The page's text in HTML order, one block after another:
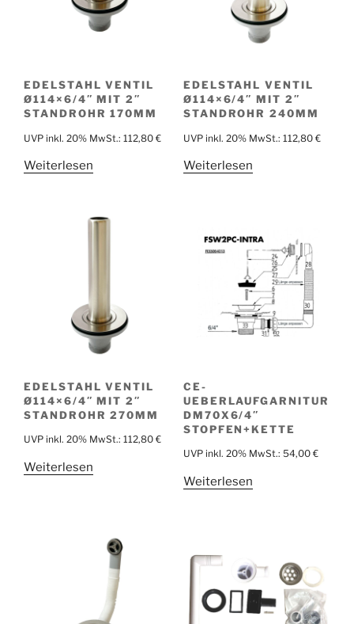
EDELSTAHL VENTIL
Ø114×6/4″ MIT 2″
STANDROHR 170MM
UVP inkl. 20% MwSt.: 112,80 €
Weiterlesen
EDELSTAHL VENTIL
Ø114×6/4″ MIT 2″
STANDROHR 240MM
UVP inkl. 20% MwSt.: 112,80 €
Weiterlesen
EDELSTAHL VENTIL
Ø114×6/4″ MIT 2″
STANDROHR 270MM
UVP inkl. 20% MwSt.: 112,80 €
Weiterlesen
CE-
UEBERLAUFGARNITUR
DM70X6/4″
STOPFEN+KETTE
UVP inkl. 20% MwSt.: 54,00 €
Weiterlesen